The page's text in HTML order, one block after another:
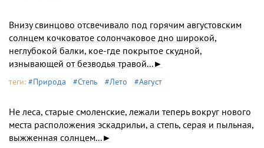
Внизу свинцово отсвечивало под горячим августовским
солнцем кочковатое солончаковое дно широкой,
неглубокой балки, кое-где покрытое скудной,
изнывающей от безводья травой...►
теги: #Природа #Степь #Лето #Август
Не леса, старые смоленские, лежали теперь вокруг нового
места расположения эскадрильи, а степь, серая и пыльная,
выжженная солнцем...►